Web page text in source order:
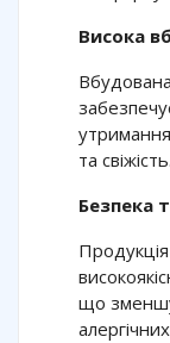
Висока
та
Безпека
що